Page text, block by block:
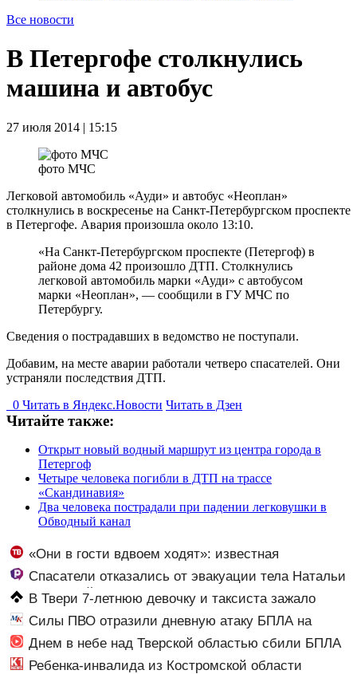
Все новости
В Петергофе столкнулись
машина и автобус
27 июля 2014 | 15:15
фото МЧС
Легковой автомобиль «Ауди» и автобус «Неоплан»
столкнулись в воскресенье на Санкт-Петербургском проспекте
в Петергофе. Авария произошла около 13:10.
«На Санкт-Петербургском проспекте (Петергоф) в
районе дома 42 произошло ДТП. Столкнулись
легковой автомобиль марки «Ауди» с автобусом
марки «Неоплан», — сообщили в ГУ МЧС по
Петербургу.
Сведения о пострадавших в ведомство не поступали.
Добавим, на месте аварии работали четверо спасателей. Они
устраняли последствия ДТП.
0 Читать в Яндекс.Новости Читать в Дзен
Читайте также:
Открыт новый водный маршрут из центра города в
Петергоф
Четыре человека погибли в ДТП на трассе
«Скандинавия»
Два человека пострадали при падении легковушки в
Обводный канал
«Они в гости вдвоем ходят»: известная
журналистка подтвердила роман Бондарчука и
Исаковой
Спасатели отказались от эвакуации тела Натальи
Наговицыной с семитысячника
В Твери 7-летнюю девочку и таксиста зажало
дверью автомобиля – Новости Твери и городов
Тверской области сегодня - Afanasy.biz – Тверские
новости. Новости Твери. Тверь но
Силы ПВО отразили дневную атаку БПЛА на
Рязанскую область
Днем в небе над Тверской областью сбили БПЛА
Ребенка-инвалида из Костромской области